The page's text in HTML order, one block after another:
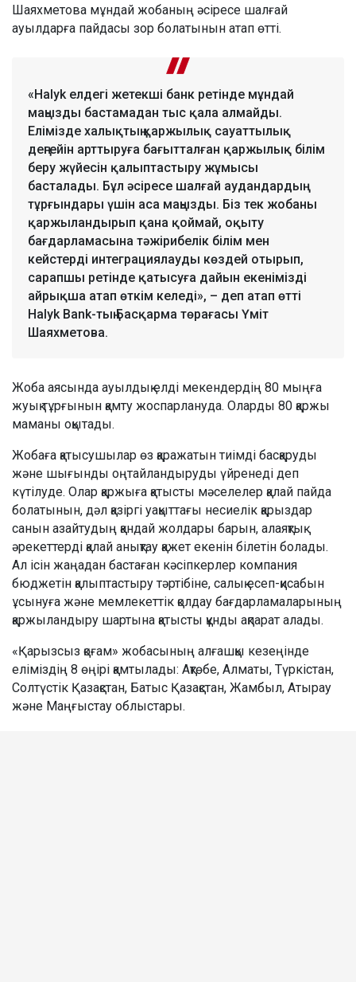
Шаяхметова мұндай жобаның әсіресе шалғай
ауылдарға пайдасы зор болатынын атап өтті.
«Halyk елдегі жетекші банк ретінде мұндай
маңызды бастамадан тыс қала алмайды.
Елімізде халықтың қаржылық сауаттылық
деңгейін арттыруға бағытталған қаржылық білім
беру жүйесін қалыптастыру жұмысы
басталады. Бұл әсіресе шалғай аудандардың
тұрғындары үшін аса маңызды. Біз тек жобаны
қаржыландырып қана қоймай, оқыту
бағдарламасына тәжірибелік білім мен
кейстерді интеграциялауды көздей отырып,
сарапшы ретінде қатысуға дайын екенімізді
айрықша атап өткім келеді», – деп атап өтті
Halyk Bank-тың Басқарма төрағасы Үміт
Шаяхметова.
Жоба аясында ауылдық елді мекендердің 80 мыңға
жуық тұрғынын қамту жоспарлануда. Оларды 80 қаржы
маманы оқытады.
Жобаға қатысушылар өз қаражатын тиімді басқаруды
және шығынды оңтайландыруды үйренеді деп
күтілуде. Олар қаржыға қатысты мәселелер қалай пайда
болатынын, дәл қазіргі уақыттағы несиелік қарыздар
санын азайтудың қандай жолдары барын, алаяқтық
әрекеттерді қалай анықтау қажет екенін білетін болады.
Ал ісін жаңадан бастаған кәсіпкерлер компания
бюджетін қалыптастыру тәртібіне, салық есеп-қисабын
ұсынуға және мемлекеттік қолдау бағдарламаларының
қаржыландыру шартына қатысты құнды ақпарат алады.
«Қарызсыз қоғам» жобасының алғашқы кезеңінде
еліміздің 8 өңірі қамтылады: Ақтөбе, Алматы, Түркістан,
Солтүстік Қазақстан, Батыс Қазақстан, Жамбыл, Атырау
және Маңғыстау облыстары.